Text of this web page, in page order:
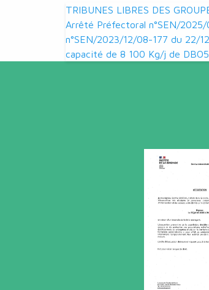
Navigation
de
TRIBUNES LIBRES DES
Arrêté Préfectoral n°SEN/
n°SEN/2023/12/08-177 du 22/
capacité de 8 100 Kg/j de